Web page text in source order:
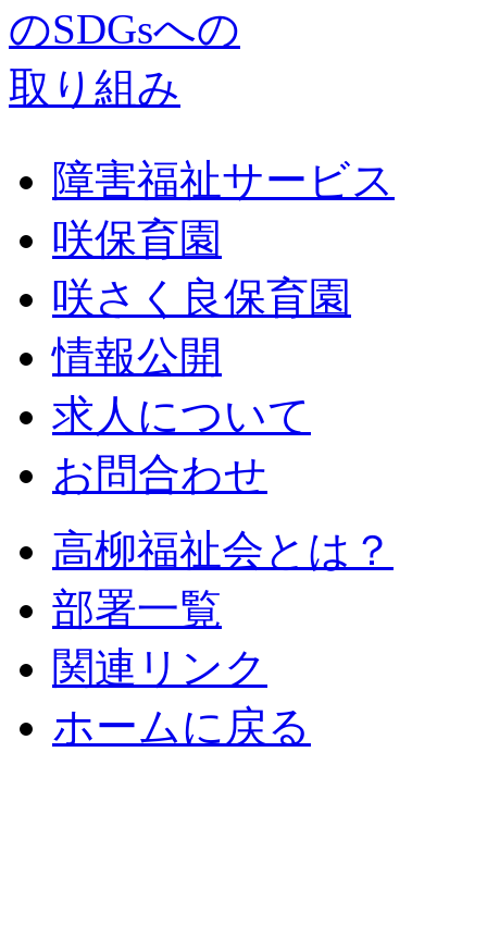
障害福祉サービス
咲保育園
咲さく良保育園
情報公開
求人について
お問合わせ
高柳福祉会とは？
部署一覧
関連リンク
ホームに戻る